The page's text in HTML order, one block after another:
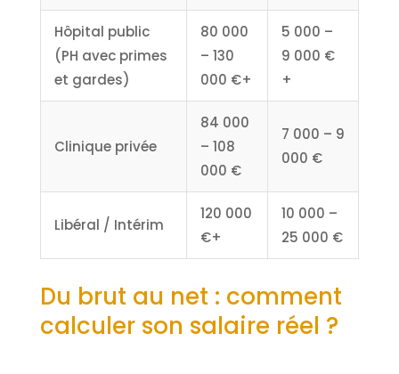
Hôpital public
(PH avec primes
et gardes)
80 000
– 130
000 €+
5 000 –
9 000 €
+
Clinique privée
84 000
– 108
000 €
7 000 – 9
000 €
Libéral / Intérim
120 000
€+
10 000 –
25 000 €
Du brut au net : comment
calculer son salaire réel ?